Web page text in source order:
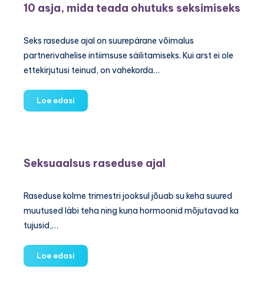
10 asja, mida teada ohutuks seksimiseks
Seks raseduse ajal on suurepärane võimalus
partnerivahelise intiimsuse säilitamiseks. Kui arst ei ole
ettekirjutusi teinud, on vahekorda…
Loe edasi
asja,
seksimiseks
Seksuaalsus raseduse ajal
Raseduse kolme trimestri jooksul jõuab su keha suured
muutused läbi teha ning kuna hormoonid mõjutavad ka
tujusid,…
Loe edasi
raseduse